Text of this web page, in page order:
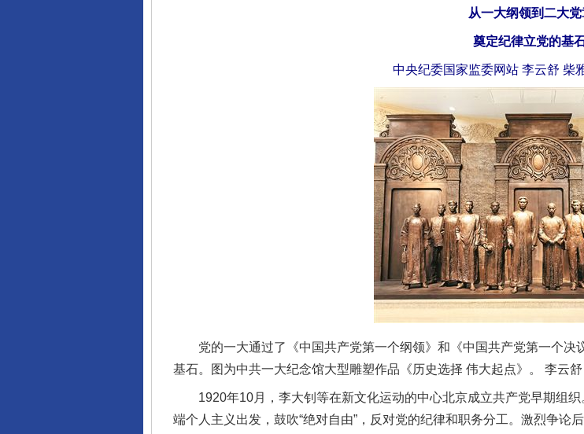
从一大纲领到二大党
奠定纪律立党的基
中央纪委国家监委网站 李云舒 柴
党的一大通过了《中国共产党第一个纲领》和《中国共产党第一个决
基石。图为中共一大纪念馆大型雕塑作品《历史选择 伟大起点》。 李云
1920年10月，李大钊等在新文化运动的中心北京成立共产党早期组织
端个人主义出发，鼓吹“绝对自由”，反对党的纪律和职务分工。激烈争论